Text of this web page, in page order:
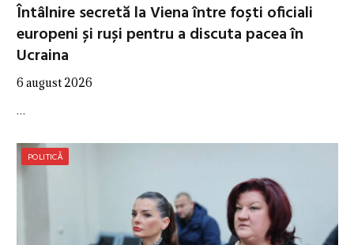
Întâlnire secretă la Viena între foști oficiali
europeni și ruși pentru a discuta pacea în
Ucraina
6 august 2026
…
POLITICĂ